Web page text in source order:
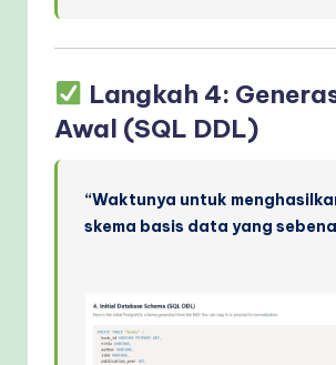
Langkah 4:
Awal (SQL DDL)
“Waktunya untuk
skema basis data yang